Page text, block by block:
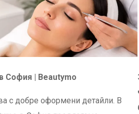
София | Beautymo
с добре оформени детайли. В